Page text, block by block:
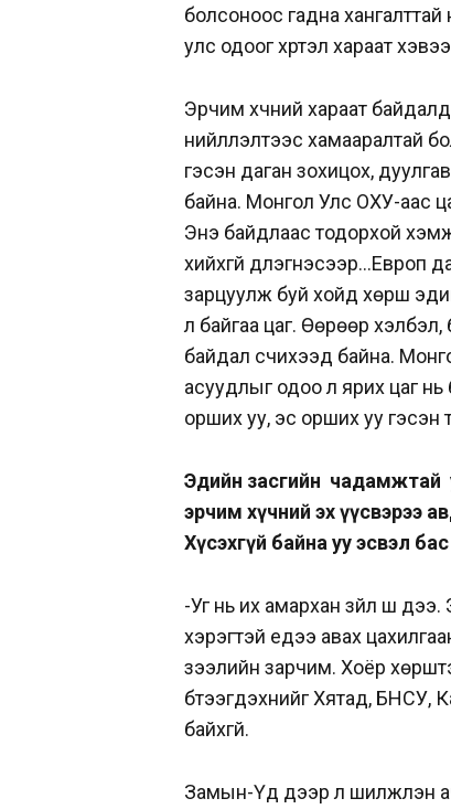
болсоноос гадна
улс одоог хүртэл хараат
Эрчим хүчний хараат
нийлүүлэлтээс хамааралтай
гэсэн даган зохицох,
байна. Монгол Улс ОХУ-аас
Энэ байдлаас тодорхой
хийхгүй дүлэгнэсээр…Европ
зарцуулж буй хойд хөрш
л байгаа цаг. Өөрөөр
байдал үүсчихээд байна.
асуудлыг одоо л ярих цаг
орших уу, эс орших уу гэсэн
Эдийн засгийн чадамжтай
эрчим хүчний эх үүсвэрээ
Хүсэхгүй байна уу эсвэл бас л
-Уг нь их амархан зүйл шүү
хэрэгтэй үедээ авах
зээлийн зарчим. Хоёр
бүтээгдэхүүнийг Хятад,
байхгүй.
Замын-Үүд дээр л